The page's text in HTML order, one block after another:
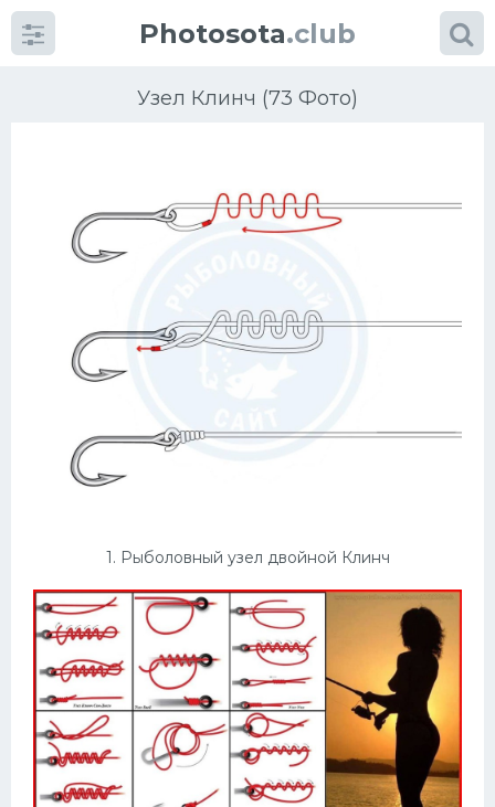
Photosota.club
Узел Клинч (73 Фото)
1. Рыболовный узел двойной Клинч
Много картинок...
Футбол
Хоккей
Велогонки
Интерьеры квартир